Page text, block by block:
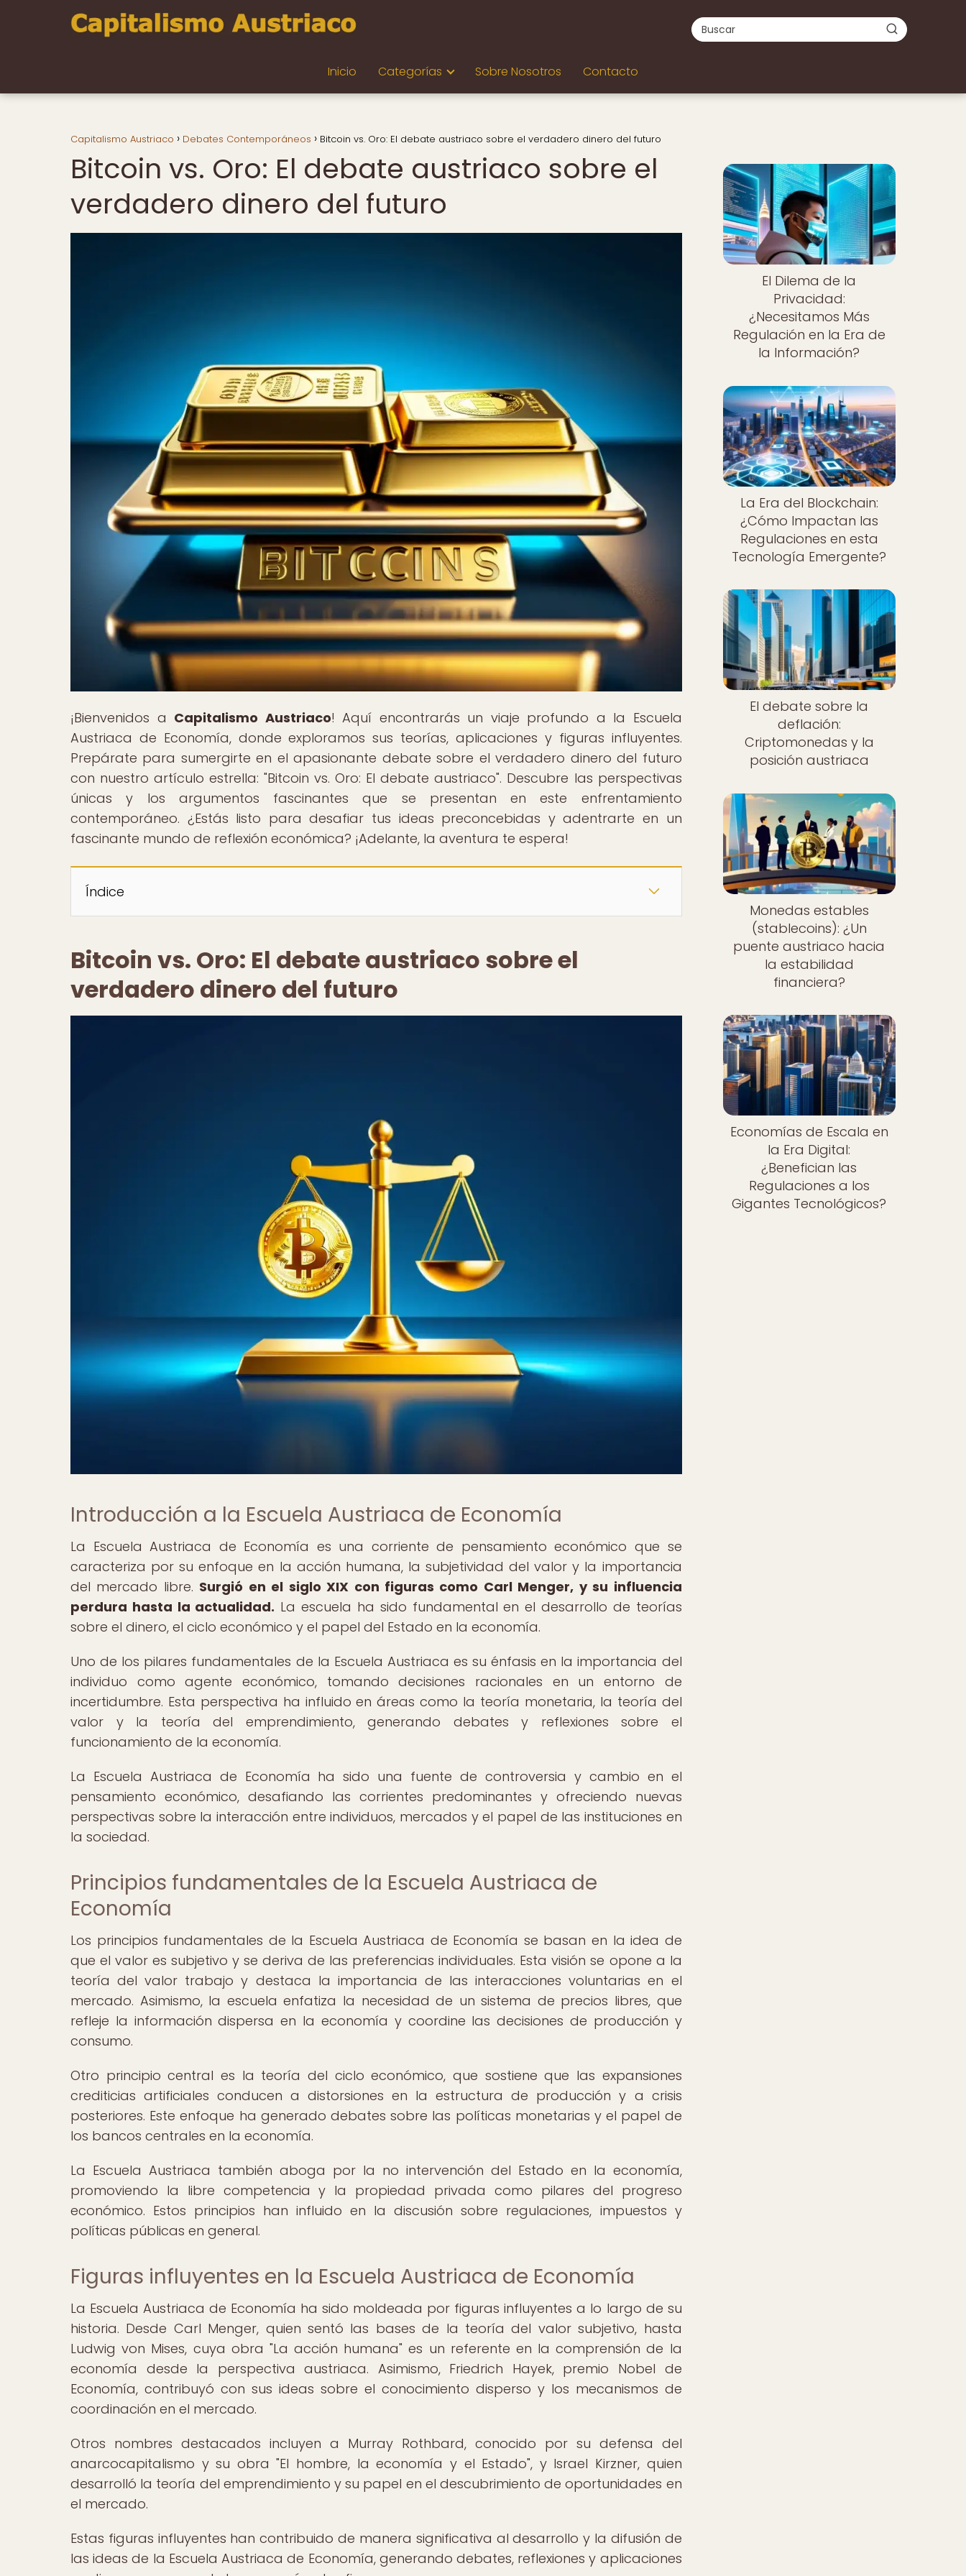
Inicio Categorías Sobre Nosotros Contacto
Capitalismo Austriaco Debates Contemporáneos Bitcoin vs. Oro: El debate austriaco sobre el verdadero dinero del futuro
Bitcoin vs. Oro: El debate austriaco sobre el
verdadero dinero del futuro
¡Bienvenidos a Capitalismo Austriaco! Aquí encontrarás un viaje profundo a la Escuela
Austriaca de Economía, donde exploramos sus teorías, aplicaciones y figuras influyentes.
Prepárate para sumergirte en el apasionante debate sobre el verdadero dinero del futuro
con nuestro artículo estrella: "Bitcoin vs. Oro: El debate austriaco". Descubre las perspectivas
únicas y los argumentos fascinantes que se presentan en este enfrentamiento
contemporáneo. ¿Estás listo para desafiar tus ideas preconcebidas y adentrarte en un
fascinante mundo de reflexión económica? ¡Adelante, la aventura te espera!
Índice
Bitcoin vs. Oro: El debate austriaco sobre el
verdadero dinero del futuro
Introducción a la Escuela Austriaca de Economía
La Escuela Austriaca de Economía es una corriente de pensamiento económico que se
caracteriza por su enfoque en la acción humana, la subjetividad del valor y la importancia
del mercado libre. Surgió en el siglo XIX con figuras como Carl Menger, y su influencia
perdura hasta la actualidad. La escuela ha sido fundamental en el desarrollo de teorías
sobre el dinero, el ciclo económico y el papel del Estado en la economía.
Uno de los pilares fundamentales de la Escuela Austriaca es su énfasis en la importancia del
individuo como agente económico, tomando decisiones racionales en un entorno de
incertidumbre. Esta perspectiva ha influido en áreas como la teoría monetaria, la teoría del
valor y la teoría del emprendimiento, generando debates y reflexiones sobre el
funcionamiento de la economía.
La Escuela Austriaca de Economía ha sido una fuente de controversia y cambio en el
pensamiento económico, desafiando las corrientes predominantes y ofreciendo nuevas
perspectivas sobre la interacción entre individuos, mercados y el papel de las instituciones en
la sociedad.
Principios fundamentales de la Escuela Austriaca de
Economía
Los principios fundamentales de la Escuela Austriaca de Economía se basan en la idea de
que el valor es subjetivo y se deriva de las preferencias individuales. Esta visión se opone a la
teoría del valor trabajo y destaca la importancia de las interacciones voluntarias en el
mercado. Asimismo, la escuela enfatiza la necesidad de un sistema de precios libres, que
refleje la información dispersa en la economía y coordine las decisiones de producción y
consumo.
Otro principio central es la teoría del ciclo económico, que sostiene que las expansiones
crediticias artificiales conducen a distorsiones en la estructura de producción y a crisis
posteriores. Este enfoque ha generado debates sobre las políticas monetarias y el papel de
los bancos centrales en la economía.
La Escuela Austriaca también aboga por la no intervención del Estado en la economía,
promoviendo la libre competencia y la propiedad privada como pilares del progreso
económico. Estos principios han influido en la discusión sobre regulaciones, impuestos y
políticas públicas en general.
Figuras influyentes en la Escuela Austriaca de Economía
La Escuela Austriaca de Economía ha sido moldeada por figuras influyentes a lo largo de su
historia. Desde Carl Menger, quien sentó las bases de la teoría del valor subjetivo, hasta
Ludwig von Mises, cuya obra "La acción humana" es un referente en la comprensión de la
economía desde la perspectiva austriaca. Asimismo, Friedrich Hayek, premio Nobel de
Economía, contribuyó con sus ideas sobre el conocimiento disperso y los mecanismos de
coordinación en el mercado.
Otros nombres destacados incluyen a Murray Rothbard, conocido por su defensa del
anarcocapitalismo y su obra "El hombre, la economía y el Estado", y Israel Kirzner, quien
desarrolló la teoría del emprendimiento y su papel en el descubrimiento de oportunidades en
el mercado.
Estas figuras influyentes han contribuido de manera significativa al desarrollo y la difusión de
las ideas de la Escuela Austriaca de Economía, generando debates, reflexiones y aplicaciones
El Dilema de la
Privacidad:
¿Necesitamos Más
Regulación en la Era de
la Información?
La Era del Blockchain:
¿Cómo Impactan las
Regulaciones en esta
Tecnología Emergente?
El debate sobre la
deflación:
Criptomonedas y la
posición austriaca
Monedas estables
(stablecoins): ¿Un
puente austriaco hacia
la estabilidad
financiera?
Economías de Escala en
la Era Digital:
¿Benefician las
Regulaciones a los
Gigantes Tecnológicos?